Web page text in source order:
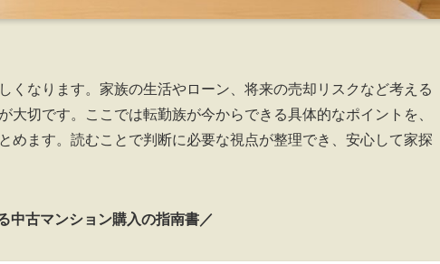
くなります。家族の生活やローン、将来の売却リスクなど考える
大切です。ここでは転勤族が今からできる具体的なポイントを、
めます。読むことで判断に必要な視点が整理でき、安心して家探
中古マンション購入の指南書／